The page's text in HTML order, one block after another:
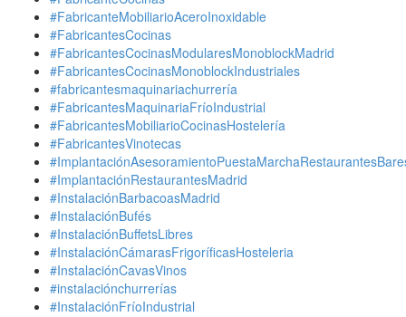
#FabricanteMobiliarioAceroInoxidable
#FabricantesCocinas
#FabricantesCocinasModularesMonoblockMadrid
#FabricantesCocinasMonoblockIndustriales
#fabricantesmaquinariachurrería
#FabricantesMaquinariaFríoIndustrial
#FabricantesMobiliarioCocinasHostelería
#FabricantesVinotecas
#ImplantaciónRestaurantesMadrid
#InstalaciónBarbacoasMadrid
#InstalaciónBufés
#InstalaciónBuffetsLibres
#InstalaciónCámarasFrigoríficasHosteleria
#InstalaciónCavasVinos
#instalaciónchurrerías
#InstalaciónFríoIndustrial